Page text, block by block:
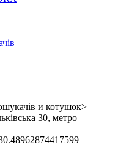
и котушок>
30, метро